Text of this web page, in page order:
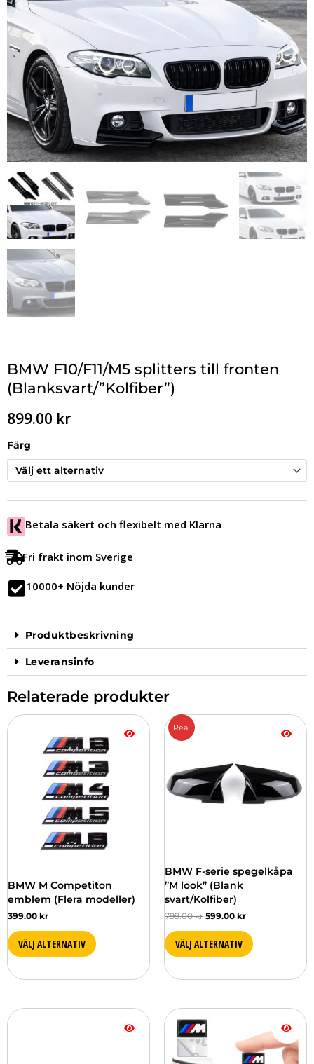
BMW F10/F11/M5 splitters till fronten
(Blanksvart/”Kolfiber”)
899.00 kr
Färg
Betala säkert och flexibelt med Klarna
Fri frakt inom Sverige
10000+ Nöjda kunder
Produktbeskrivning
Leveransinfo
Relaterade produkter
BMW M Competiton
emblem (Flera modeller)
399.00 kr
VÄLJ ALTERNATIV
Den
produkten
varianter.
alternativen
produktsidan
Rea!
BMW F-serie spegelkåpa
”M look” (Blank
svart/Kolfiber)
799.00kr
799.00 kr.
599.00 kr
nuvarande
599.00 kr.
VÄLJ ALTERNATIV
Den
här
flera
varianter.
på
produktsidan
Prisintervall:
99.00 kr
till
149.00 kr
Den
här
produkten
har